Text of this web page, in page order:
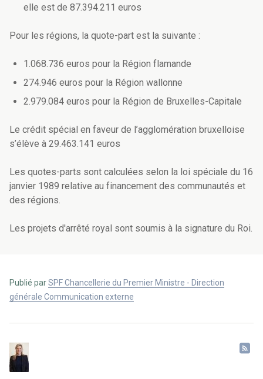
elle est de 87.394.211 euros
Pour les régions, la quote-part est la suivante :
1.068.736 euros pour la Région flamande
274.946 euros pour la Région wallonne
2.979.084 euros pour la Région de Bruxelles-Capitale
Le crédit spécial en faveur de l’agglomération bruxelloise
s’élève à 29.463.141 euros
Les quotes-parts sont calculées selon la loi spéciale du 16
janvier 1989 relative au financement des communautés et
des régions.
Les projets d'arrêté royal sont soumis à la signature du Roi.
Publié parSPF Chancellerie du Premier Ministre - Direction
générale Communication externe